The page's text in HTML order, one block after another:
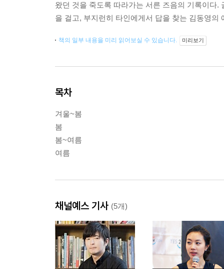
왔던 것을 죽도록 따라가는 서른 즈음의 기록이다
을 걸고, 부지런히 타인에게서 답을 찾는 김동영의
책의 일부 내용을 미리 읽어보실 수 있습니다. 미리보기
목차
겨울~봄
봄
봄~여름
여름
채널예스 기사 (5개)